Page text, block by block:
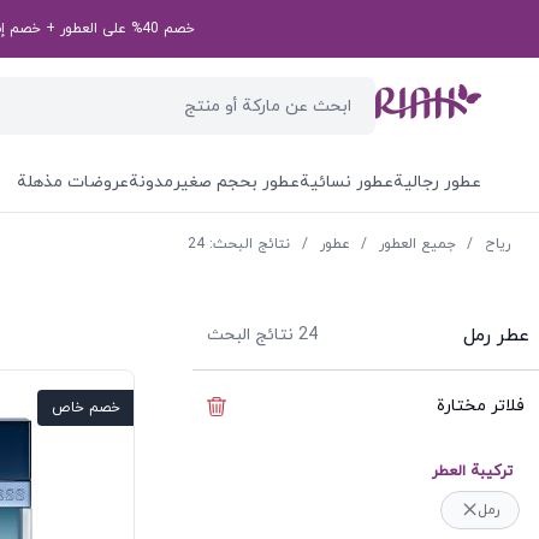
خصم 40% على العطور + خصم إضافي بقيمة 50 درهم إماراتي على طلبك الأول! رمز الخصم الخاص بك: first50aed
عطور رجاليةعطور نسائيةعطور بحجم صغيرمدونةعروضات مذهلة
ریاح / جميع العطور / عطور / نتائج البحث: 24
عطر رمل 24 نتائج البحث
فلاتر مختارة
ترکیبة العطر
رمل
خصم خاص